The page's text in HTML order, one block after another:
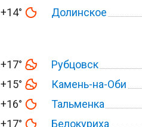
+14° Долинское
+17° Рубцовск
+15° Камень-на-Оби
+16° Тальменка
+17° Белокуриха